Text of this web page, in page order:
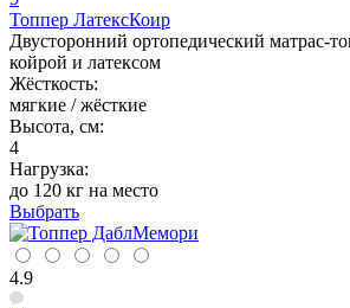
Топпер ЛатексКоир
Двусторонний ортопедический матрас-
койрой и латексом
Жёсткость:
мягкие / жёсткие
Высота, см:
4
Нагрузка:
до 120 кг на место
Выбрать
4.9